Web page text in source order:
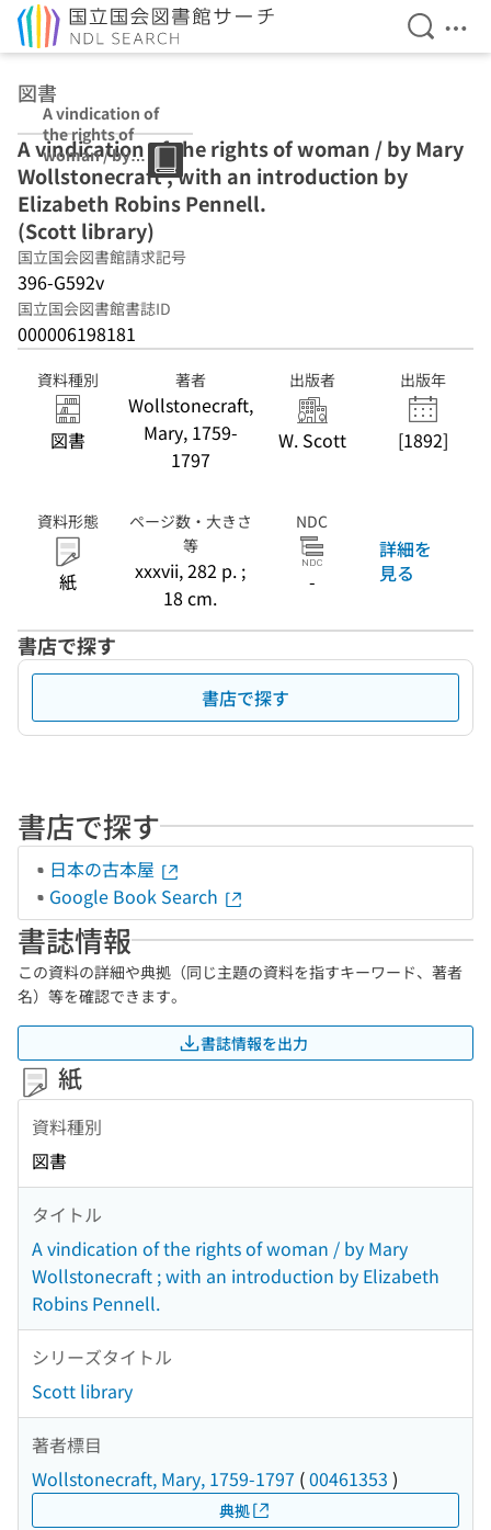
検索を
メ
図書
A vindication of
the rights of
woman / by
Mary
Wollstonecraft ;
with an
introduction by
Elizabeth
Robins Pennell.
(Scott library)
A vindication of the rights of woman / by Mary
Wollstonecraft ; with an introduction by
Elizabeth Robins Pennell.
(Scott library)
国立国会図書館請求記号
396-G592v
国立国会図書館書誌ID
000006198181
資料種別
図書
著者
Wollstonecraft,
Mary, 1759-
1797
出版者
W. Scott
出版年
[1892]
資料形態
紙
ページ数・大きさ
等
xxxvii, 282 p. ;
18 cm.
NDC
-
詳細を
見る
書店で探す
書店で探す
書店で探す
日本の古本屋
Google Book Search
書誌情報
この資料の詳細や典拠（同じ主題の資料を指すキーワード、著者
名）等を確認できます。
書誌情報を出力
紙
資料種別
図書
タイトル
A vindication of the rights of woman / by Mary
Wollstonecraft ; with an introduction by Elizabeth
Robins Pennell.
シリーズタイトル
Scott library
著者標目
Wollstonecraft, Mary, 1759-1797 (00461353 )
典拠